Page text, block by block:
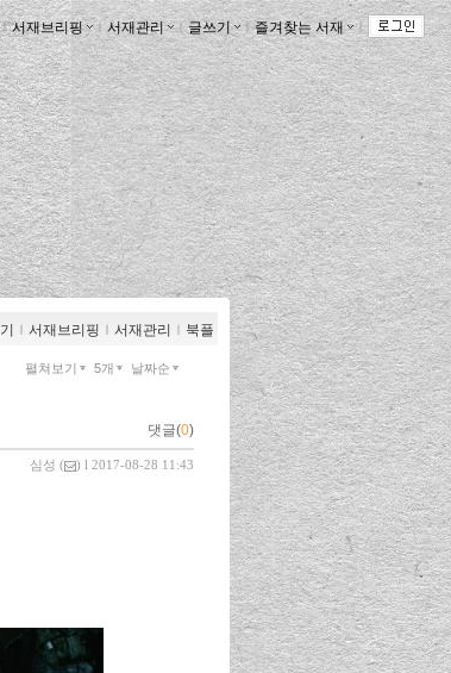
서재브리핑 ｌ 서재관리 ｌ 글쓰기 ｌ즐겨찾는 서재 ｌ
ｌ 서재브리핑 ｌ 서재관리 ｌ 북플
펼쳐보기 5개 날짜순
댓글(0)
심성 ( ) l 2017-08-28 11:43